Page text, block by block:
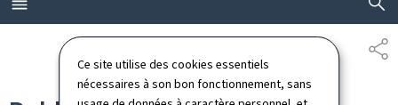
Ce site utilise des cookies essentiels
nécessaires à son bon fonctionnement, sans
MENU
PRINCIPAL